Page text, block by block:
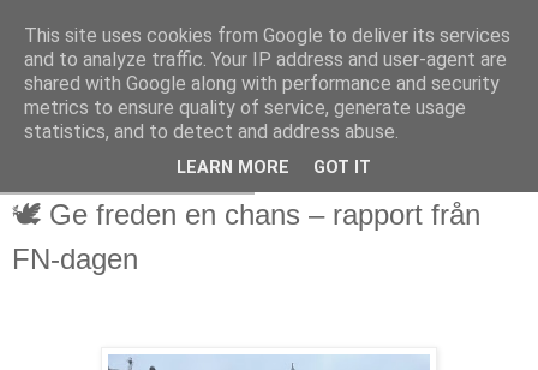
🕊️ Ge freden en chans – rapport från
FN-dagen
This site uses cookies from Google to deliver its services
and to analyze traffic. Your IP address and user-agent are
shared with Google along with performance and security
metrics to ensure quality of service, generate usage
statistics, and to detect and address abuse.
LEARN MORE GOT IT